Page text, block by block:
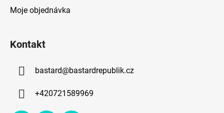
Moje objednávka
Kontakt
bastard@bastardrepublik.cz
+420721589969